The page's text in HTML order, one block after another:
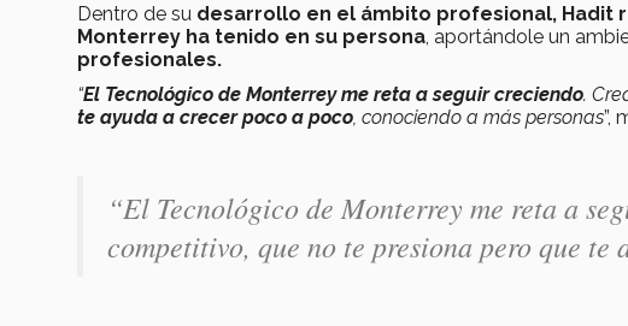
Dentro de su desarrollo en el ámbito profesional, Hadit
Monterrey ha tenido en su persona , aportándole un
profesionales.
“El Tecnológico de Monterrey me reta a seguir creciendo.
te ayuda a crecer poco a poco , conociendo a más personas”,
“El Tecnológico de Monterrey me reta a
competitivo, que no te presiona pero que te